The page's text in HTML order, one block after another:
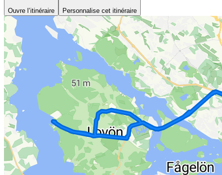
Ouvre l’itinéraire Personnalise cet itinéraire